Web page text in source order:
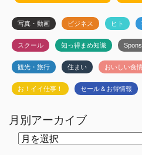
写真・動画 ビジネス ヒト
スクール 知っ得まめ知識
観光・旅行 住まい おいしい食
お！イイ仕事！ セール＆お得情報
月別アーカイブ